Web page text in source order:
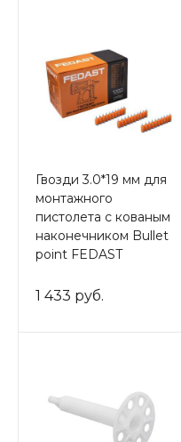
Гвозди 3.0*19 мм для
монтажного
пистолета с кованым
наконечником Bullet
point FEDAST
1 433 руб.